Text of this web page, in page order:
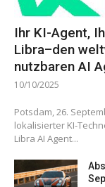
Ihr KI-Agent,
Libra–den
nutzbaren AI
10/10/2025
Potsdam, 26.
lokalisierter KI-
Libra AI Agent...